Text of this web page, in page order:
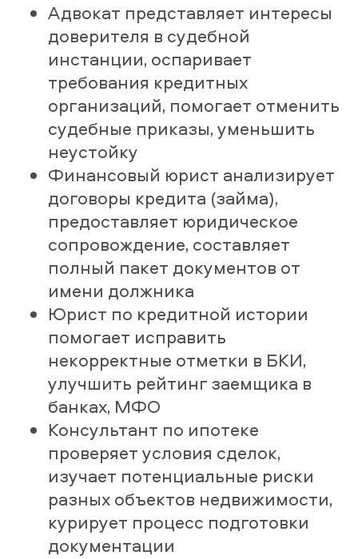
Адвокат представляет интересы
доверителя в судебной
инстанции, оспаривает
требования кредитных
организаций, помогает отменить
судебные приказы, уменьшить
неустойку
Финансовый юрист анализирует
договоры кредита (займа),
предоставляет юридическое
сопровождение, составляет
полный пакет документов от
имени должника
Юрист по кредитной истории
помогает исправить
некорректные отметки в БКИ,
улучшить рейтинг заемщика в
банках, МФО
Консультант по ипотеке
проверяет условия сделок,
изучает потенциальные риски
разных объектов недвижимости,
курирует процесс подготовки
документации